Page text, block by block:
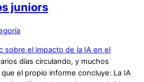
juniors
sobre el impacto de la IA en el
días circulando, y muchos
el propio informe concluye: La IA